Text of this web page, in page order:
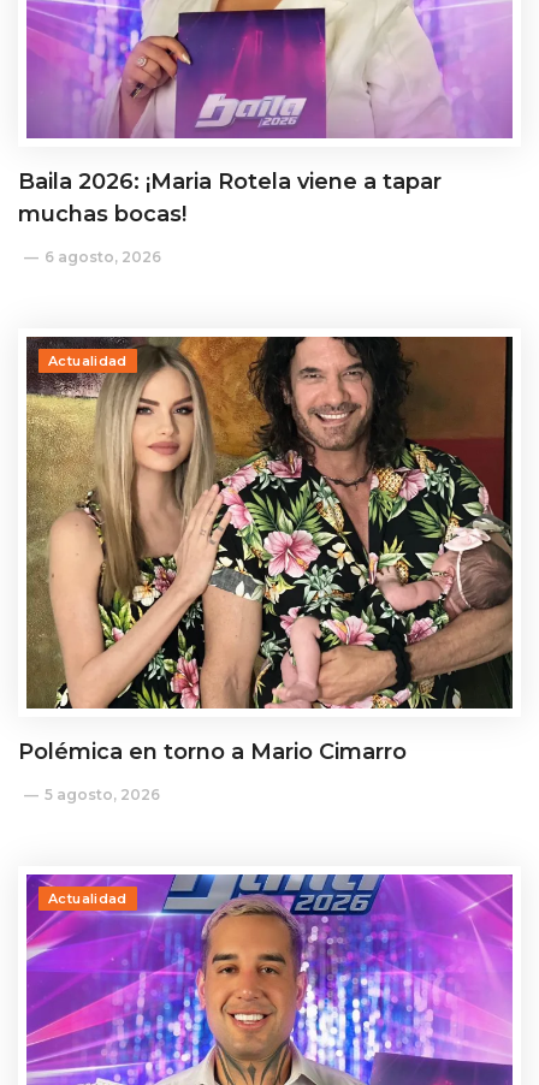
Baila 2026: ¡Maria Rotela viene a tapar
muchas bocas!
6 agosto, 2026
Actualidad
Polémica en torno a Mario Cimarro
5 agosto, 2026
Actualidad